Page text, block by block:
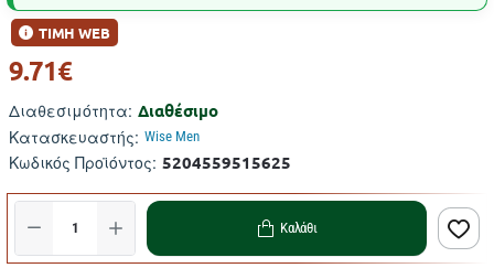
Διαθεσιμότητα: Διαθέσιμο
Κατασκευαστής: Wise Men
Κωδικός Προϊόντος: 5204559515625
ΤΙΜΗ WEB
9.71€
Καλάθι